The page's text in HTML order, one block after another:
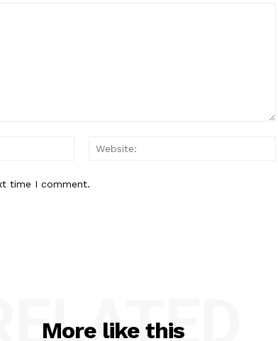
Email:*
time I comment.
More like this
RELATED